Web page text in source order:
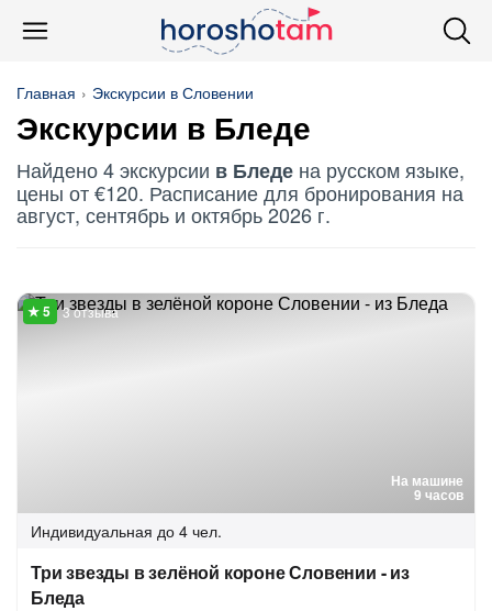
Главная Экскурсии в Словении
Экскурсии в Бледе
Найдено 4 экскурсии в Бледе на русском языке,
цены от €120. Расписание для бронирования на
август, сентябрь и октябрь 2026 г.
На машине
9 часов
3 отзыва
Индивидуальная до 4 чел.
Три звезды в зелёной короне Словении - из
Бледа